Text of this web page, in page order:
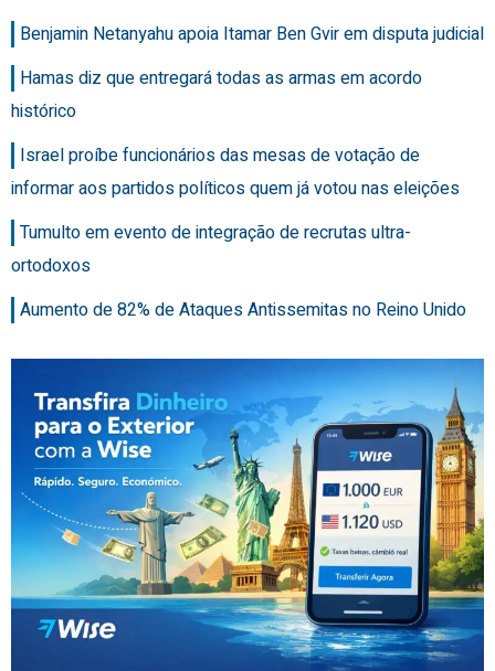
Benjamin Netanyahu apoia Itamar Ben Gvir em disputa judicial
Hamas diz que entregará todas as armas em acordo
histórico
Israel proíbe funcionários das mesas de votação de
informar aos partidos políticos quem já votou nas eleições
Tumulto em evento de integração de recrutas ultra-
ortodoxos
Aumento de 82% de Ataques Antissemitas no Reino Unido